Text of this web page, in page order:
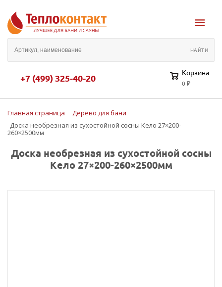
+7 (499) 325-40-20 Корзина
0 ₽
Главная страница
Дерево для бани
Доска необрезная из сухостойной сосны Кело 27×200-
260×2500мм
Доска необрезная из сухостойной сосны
Кело 27×200-260×2500мм